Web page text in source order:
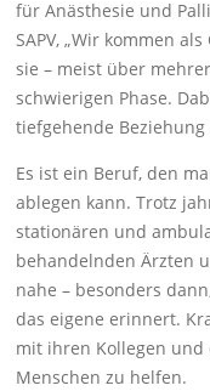
für Anästhesie und
SAPV, „Wir kommen
sie – meist über
schwierigen Phase.
tiefgehende Beziehung
Es ist ein Beruf, den
ablegen kann. Trotz
stationären und
behandelnden Ärzten
nahe – besonders
das eigene erinnert.
mit ihren Kollegen
Menschen zu helfen.